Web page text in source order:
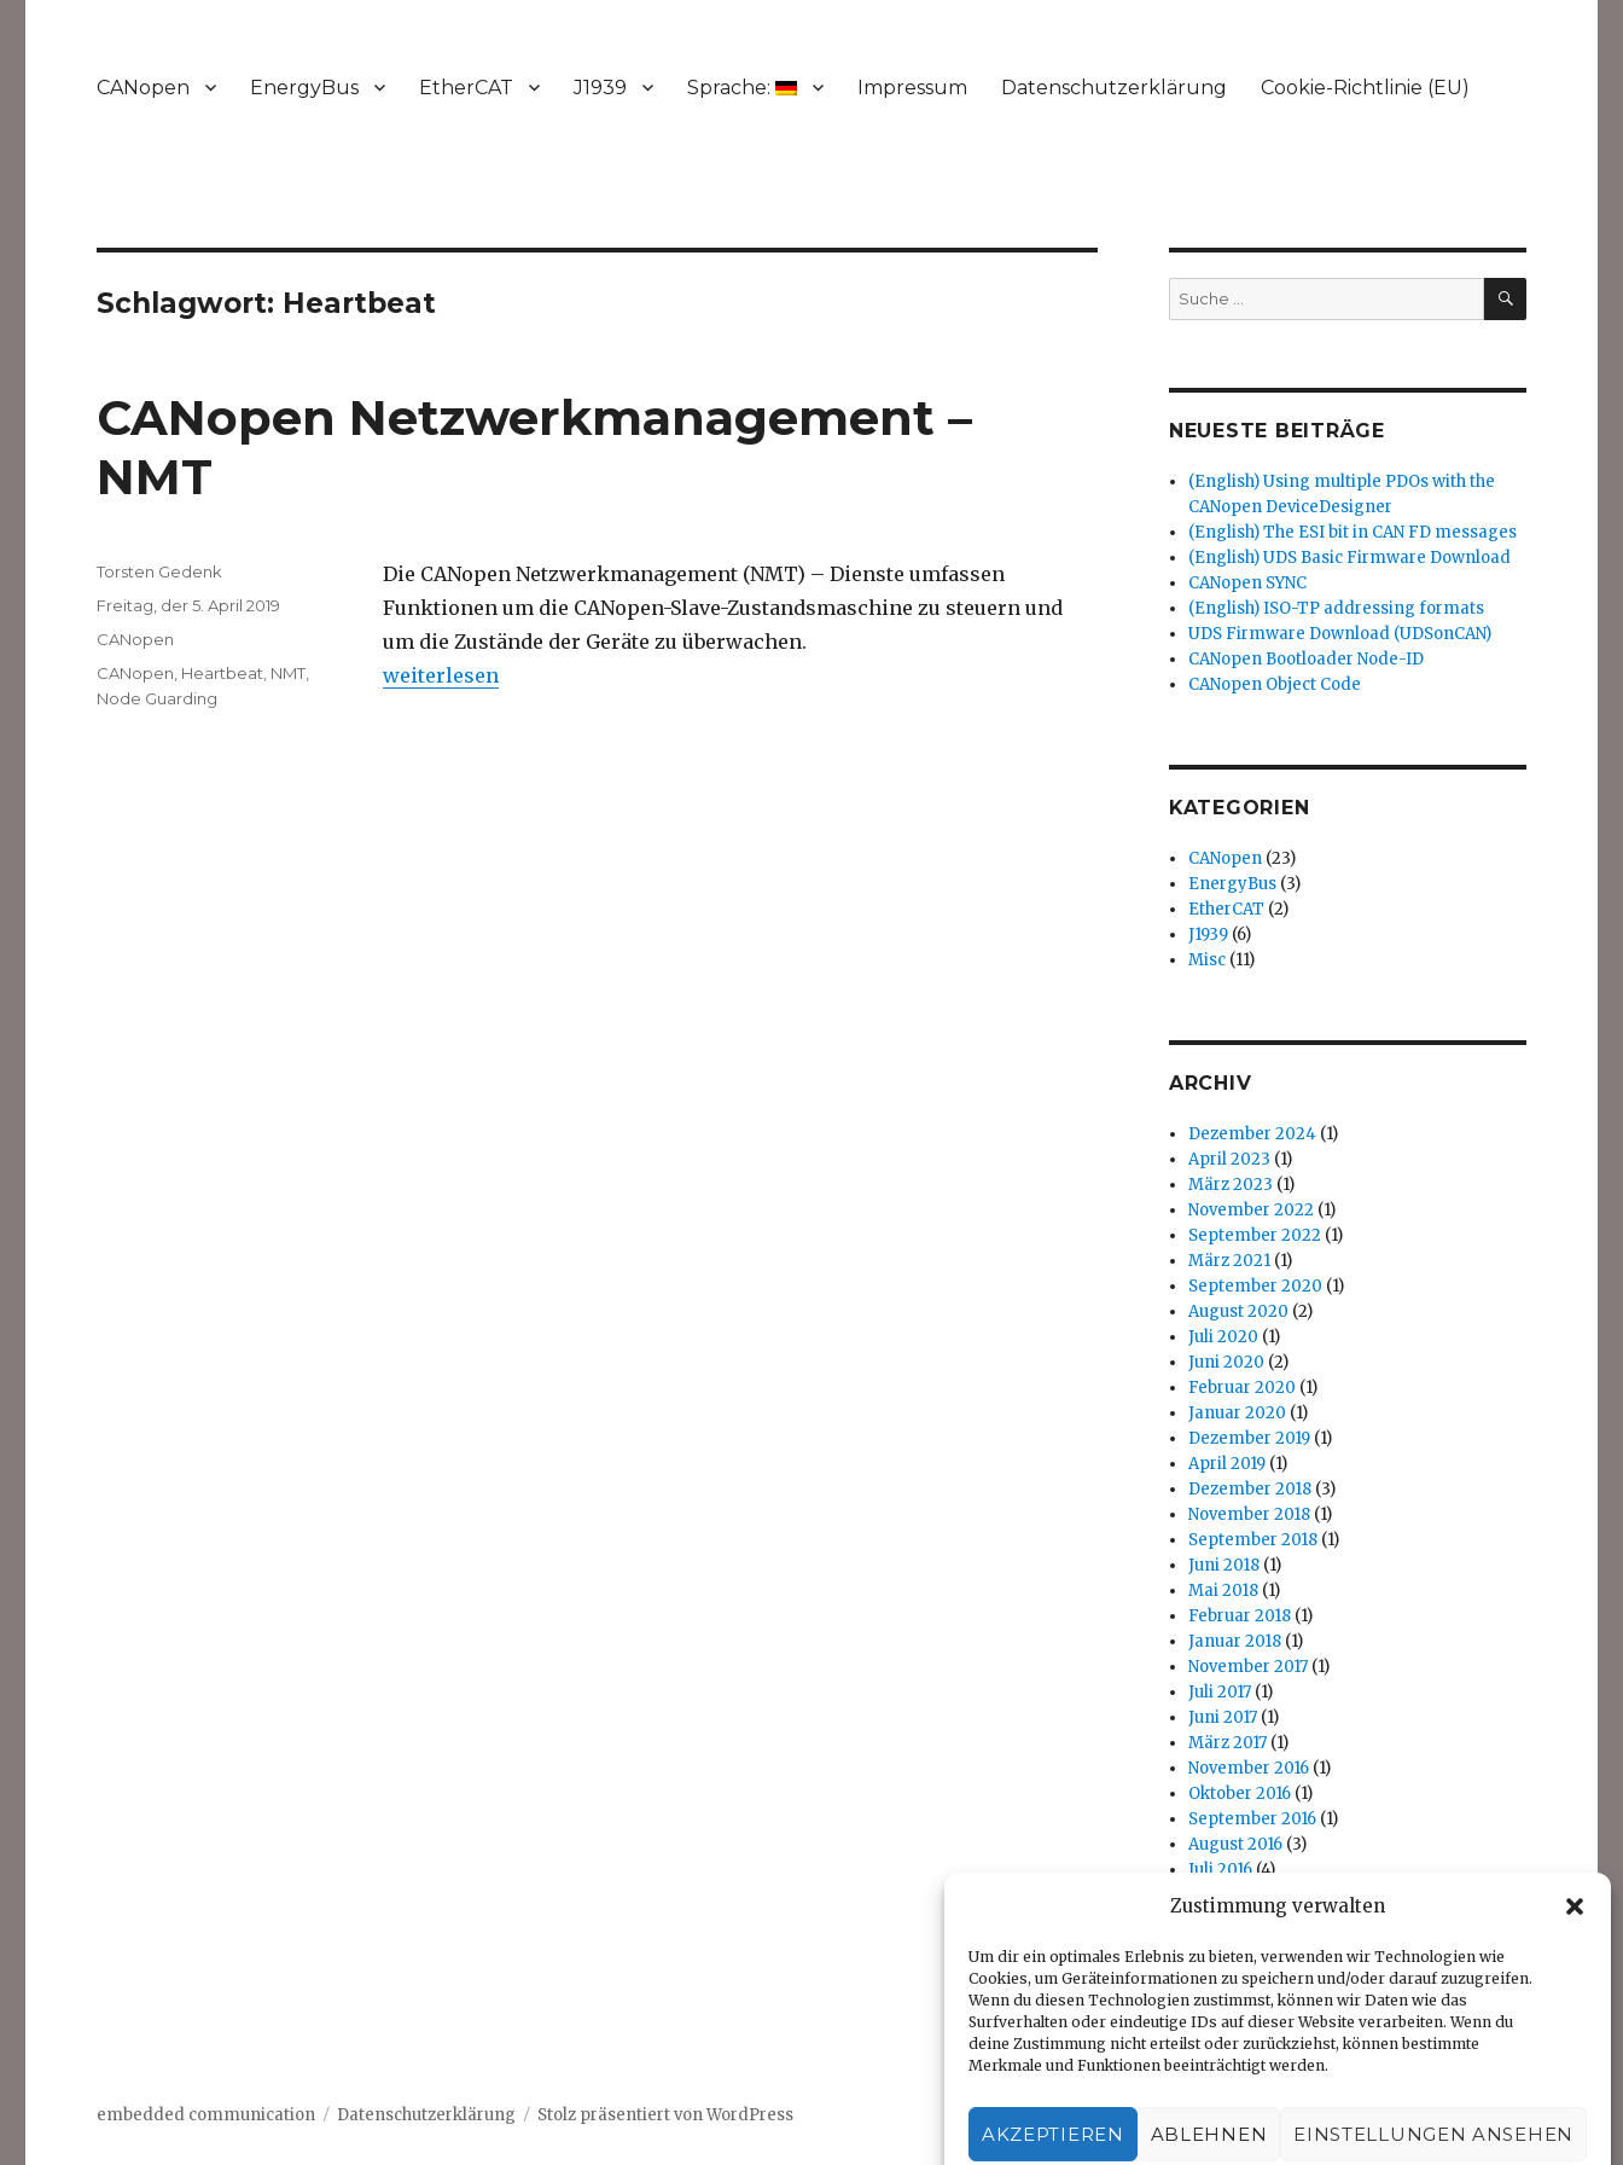
Zustimmung verwalten
Um dir ein optimales Erlebnis zu bieten, verwenden wir Technologien wie
Cookies, um Geräteinformationen zu speichern und/oder darauf zuzugreifen.
Wenn du diesen Technologien zustimmst, können wir Daten wie das
Surfverhalten oder eindeutige IDs auf dieser Website verarbeiten. Wenn du
deine Zustimmung nicht erteilst oder zurückziehst, können bestimmte
Merkmale und Funktionen beeinträchtigt werden.
AKZEPTIEREN ABLEHNEN EINSTELLUNGEN ANSEHEN
CANopen EnergyBus EtherCAT J1939 Sprache: Impressum Datenschutzerklärung Cookie-Richtlinie (EU)
Schlagwort: Heartbeat
CANopen Netzwerkmanagement –
NMT
Die CANopen Netzwerkmanagement (NMT) – Dienste umfassen
Funktionen um die CANopen-Slave-Zustandsmaschine zu steuern und
um die Zustände der Geräte zu überwachen.
„CANopen Netzwerkmanagement – NMT“
weiterlesen
Autor
Torsten Gedenk
Veröffentlicht
Freitag, der 5. April 2019
Kategorien
CANopen
Schlagwörter
CANopen Heartbeat NMT
Node Guarding
Suche
nach:
SUCHEN
NEUESTE BEITRÄGE
(English) Using multiple PDOs with the
CANopen DeviceDesigner
(English) The ESI bit in CAN FD messages
(English) UDS Basic Firmware Download
CANopen SYNC
(English) ISO-TP addressing formats
UDS Firmware Download (UDSonCAN)
CANopen Bootloader Node-ID
CANopen Object Code
KATEGORIEN
CANopen (23)
EnergyBus (3)
EtherCAT (2)
J1939 (6)
Misc (11)
ARCHIV
Dezember 2024 (1)
April 2023 (1)
März 2023 (1)
November 2022 (1)
September 2022 (1)
März 2021 (1)
September 2020 (1)
August 2020 (2)
Juli 2020 (1)
Juni 2020 (2)
Februar 2020 (1)
Januar 2020 (1)
Dezember 2019 (1)
April 2019 (1)
Dezember 2018 (3)
November 2018 (1)
September 2018 (1)
Juni 2018 (1)
Mai 2018 (1)
Februar 2018 (1)
Januar 2018 (1)
November 2017 (1)
Juli 2017 (1)
Juni 2017 (1)
März 2017 (1)
November 2016 (1)
Oktober 2016 (1)
September 2016 (1)
August 2016 (3)
Juli 2016 (4)
April 2016
November 2014
Oktober 2014
embedded communication Datenschutzerklärung Stolz präsentiert von WordPress